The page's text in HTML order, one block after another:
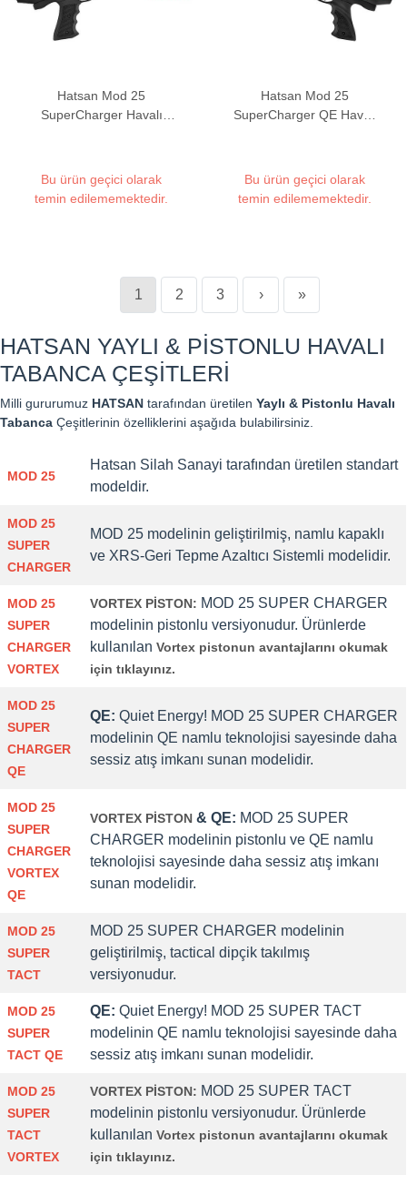
Hatsan Mod 25
SuperCharger Havalı
Bu ürün geçici olarak
temin edilememektedir.
Hatsan Mod 25
SuperCharger QE Havalı
Bu ürün geçici olarak
temin edilememektedir.
1 2 3 › »
HATSAN YAYLI & PİSTONLU HAVALI
TABANCA ÇEŞİTLERİ
Milli gururumuz HATSAN tarafından üretilen Yaylı & Pistonlu Havalı
Tabanca Çeşitlerinin özelliklerini aşağıda bulabilirsiniz.
MOD 25
Hatsan Silah Sanayi tarafından üretilen standart
modeldir.
MOD 25
SUPER
CHARGER
MOD 25 modelinin geliştirilmiş, namlu kapaklı
ve XRS-Geri Tepme Azaltıcı Sistemli modelidir.
MOD 25
SUPER
CHARGER
VORTEX
VORTEX PİSTON: MOD 25 SUPER CHARGER
modelinin pistonlu versiyonudur. Ürünlerde
kullanılan Vortex pistonun avantajlarını okumak
için tıklayınız.
MOD 25
SUPER
CHARGER
QE
QE: Quiet Energy! MOD 25 SUPER CHARGER
modelinin QE namlu teknolojisi sayesinde daha
sessiz atış imkanı sunan modelidir.
MOD 25
SUPER
CHARGER
VORTEX
QE
VORTEX PİSTON & QE: MOD 25 SUPER
CHARGER modelinin pistonlu ve QE namlu
teknolojisi sayesinde daha sessiz atış imkanı
sunan modelidir.
MOD 25
SUPER
TACT
MOD 25 SUPER CHARGER modelinin
geliştirilmiş, tactical dipçik takılmış
versiyonudur.
MOD 25
SUPER
TACT QE
QE: Quiet Energy! MOD 25 SUPER TACT
modelinin QE namlu teknolojisi sayesinde daha
sessiz atış imkanı sunan modelidir.
MOD 25
SUPER
TACT
VORTEX
VORTEX PİSTON: MOD 25 SUPER TACT
modelinin pistonlu versiyonudur. Ürünlerde
kullanılan Vortex pistonun avantajlarını okumak
için tıklayınız.